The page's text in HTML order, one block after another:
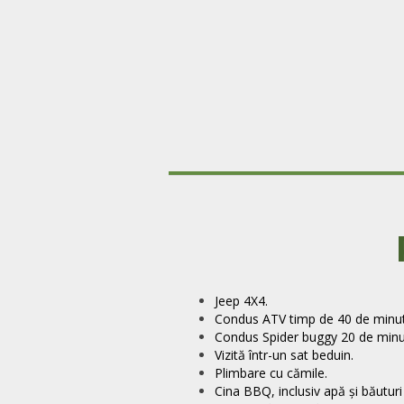
Jeep 4X4.
Condus ATV timp de 40 de
Condus Spider buggy 20 de
Vizită într-un sat beduin.
Plimbare cu cămile.
Cina BBQ, inclusiv apă și